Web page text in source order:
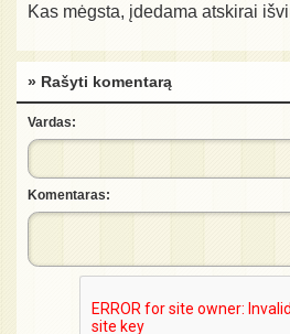
Kas mėgsta, įdedama atskirai
» Rašyti komentarą
Vardas:
Komentaras: